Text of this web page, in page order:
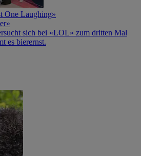
One Laughing»
sich bei «LOL» zum dritten Mal
es bierernst.